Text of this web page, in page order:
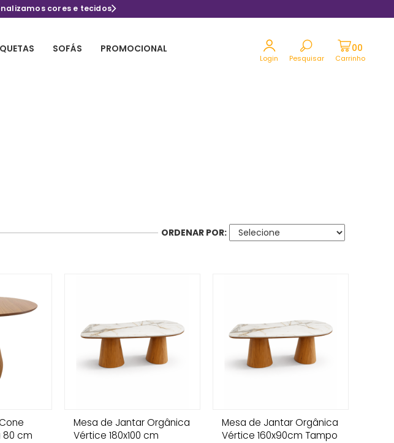
cores e tecidos
SOFÁS PROMOCIONAL
Login Pesquisar Carrinho
ORDENAR POR:
80 cm
Mesa de Jantar Orgânica
Vértice 180x100 cm
Mesa de Jantar Orgânica
Vértice 160x90cm Tampo